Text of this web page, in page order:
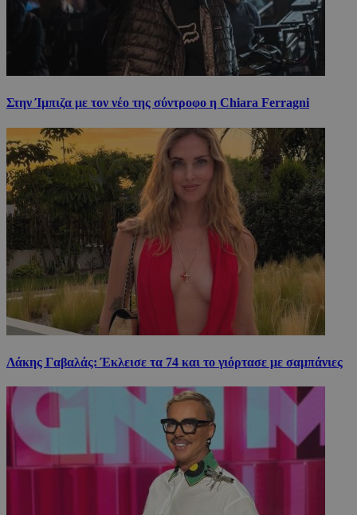
Στην Ίμπιζα με τον νέο της σύντροφο η Chiara Ferragni
Λάκης Γαβαλάς: Έκλεισε τα 74 και το γιόρτασε με σαμπάνιες